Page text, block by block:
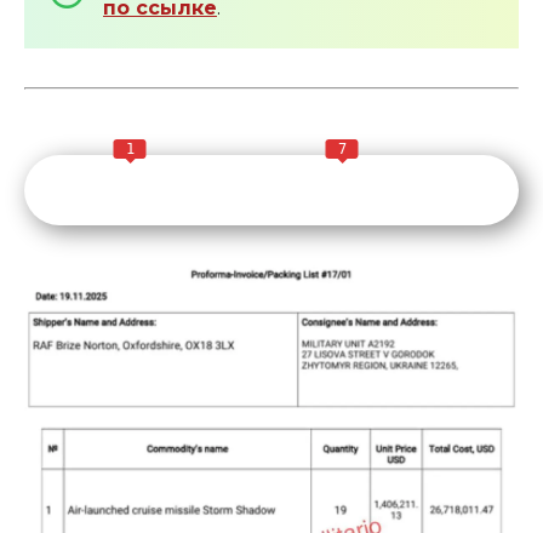
по ссылке.
1 7